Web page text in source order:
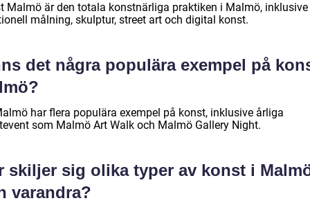
Malmö är den totala konstnärliga praktiken i Malmö, inklusive
målning, skulptur, street art och digital konst.
det några populära exempel på
har flera populära exempel på konst, inklusive årliga
som Malmö Art Walk och Malmö Gallery Night.
skiljer sig olika typer av konst i
varandra?